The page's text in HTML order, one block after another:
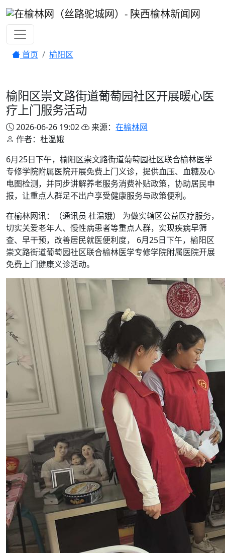
首页 榆阳区
榆阳区崇文路街道葡萄园社区开展暖心医
疗上门服务活动
2026-06-26 19:02 来源： 在榆林网
作者：杜温娥
6月25日下午，榆阳区崇文路街道葡萄园社区联合榆林医学
专修学院附属医院开展免费上门义诊，提供血压、血糖及心
电图检测，并同步讲解养老服务消费补贴政策，协助居民申
报，让重点人群足不出户享受健康服务与政策便利。
在榆林网讯：（通讯员 杜温娥） 为做实辖区公益医疗服务，
切实关爱老年人、慢性病患者等重点人群，实现疾病早筛
查、早干预，改善居民就医便利度， 6月25日下午，榆阳区
崇文路街道葡萄园社区联合榆林医学专修学院附属医院开展
免费上门健康义诊活动。